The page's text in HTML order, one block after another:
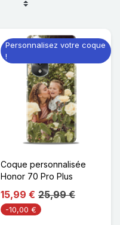
Coque personnalisée
Honor 70 Pro Plus
15,99 € 25,99 €
-10,00 €
Personnalisez votre coque
!